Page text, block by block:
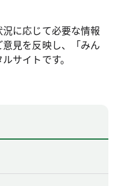
に応じて必要な情報
見を反映し、「みん
サイトです。